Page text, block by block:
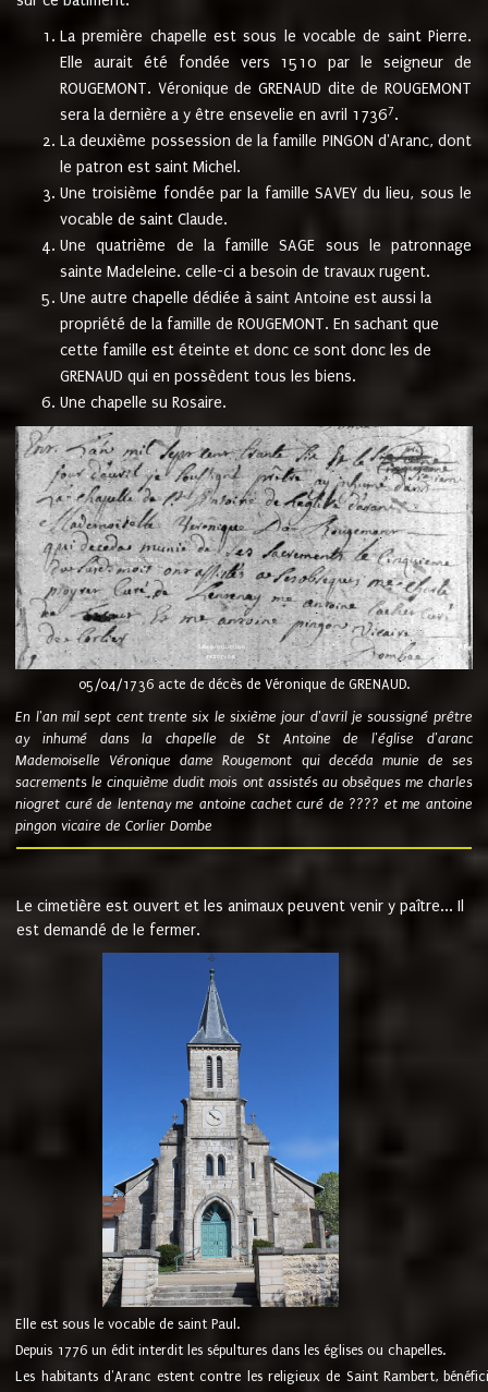
La première chapelle est sous le vocable de saint Pierre.
Elle aurait été fondée vers 1510 par le seigneur de
ROUGEMONT. Véronique de GRENAUD dite de ROUGEMONT
sera la dernière a y être ensevelie en avril 17367.
La deuxième possession de la famille PINGON d'Aranc, dont
le patron est saint Michel.
Une troisième fondée par la famille SAVEY du lieu, sous le
vocable de saint Claude.
Une quatrième de la famille SAGE sous le patronnage
sainte Madeleine. celle-ci a besoin de travaux rugent.
Une autre chapelle dédiée à saint Antoine est aussi la
propriété de la famille de ROUGEMONT. En sachant que
cette famille est éteinte et donc ce sont donc les de
GRENAUD qui en possèdent tous les biens.
Une chapelle su Rosaire.
05/04/1736 acte de décès de Véronique de GRENAUD.
En l'an mil sept cent trente six le sixième jour d'avril je soussigné prêtre
ay inhumé dans la chapelle de St Antoine de l'église d'aranc
Mademoiselle Véronique dame Rougemont qui decéda munie de ses
sacrements le cinquième dudit mois ont assistés au obsèques me charles
niogret curé de lentenay me antoine cachet curé de ???? et me antoine
pingon vicaire de Corlier Dombe
Le cimetière est ouvert et les animaux peuvent venir y paître... Il
est demandé de le fermer.
Elle est sous le vocable de saint Paul.
Depuis 1776 un édit interdit les sépultures dans les églises ou chapelles.
Les habitants d'Aranc estent contre les religieux de Saint Rambert,